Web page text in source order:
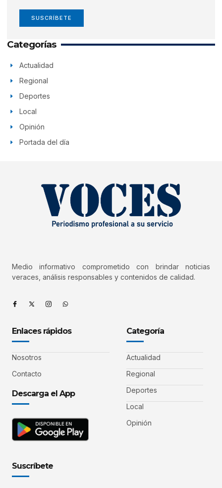
SUSCRÍBETE
Categorías
Actualidad
Regional
Deportes
Local
Opinión
Portada del día
Medio informativo comprometido con brindar noticias
veraces, análisis responsables y contenidos de calidad.
Enlaces rápidos
Nosotros
Contacto
Descarga el App
Categoría
Actualidad
Regional
Deportes
Local
Opinión
Suscríbete